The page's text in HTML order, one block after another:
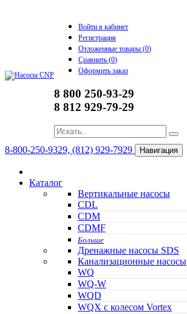
Войти в кабинет
Регистрация
Отложенные товары (0)
Сравнить (0)
Оформить заказ
8 800 250-93-29
8 812 929-79-29
8-800-250-9329, (812) 929-7929 Навигация
Каталог
Вертикальные насосы
CDL
CDM
CDMF
Больше
Дренажные насосы SDS
Канализационные насосы
WQ
WQ-W
WQD
WQX с колесом Vortex